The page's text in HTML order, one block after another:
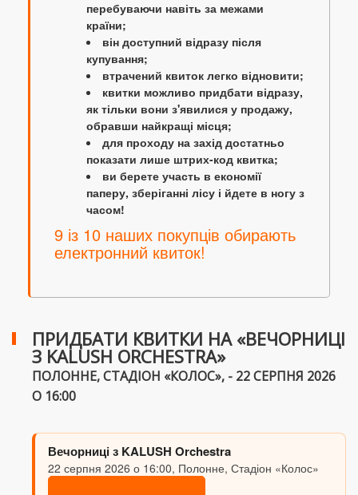
перебуваючи навіть за межами
країни;
він доступний відразу після
купування;
втрачений квиток легко відновити;
квитки можливо придбати відразу,
як тільки вони з'явилися у продажу,
обравши найкращі місця;
для проходу на захід достатньо
показати лише штрих-код квитка;
ви берете участь в економії
паперу, зберіганні лісу і йдете в ногу з
часом!
9 із 10 наших покупців обирають
електронний квиток!
ПРИДБАТИ КВИТКИ НА «ВЕЧОРНИЦІ
З KALUSH ORCHESTRA»
ПОЛОННЕ, СТАДІОН «КОЛОС», - 22 СЕРПНЯ 2026
О 16:00
Вечорниці з KALUSH Orchestra
22 серпня 2026 о 16:00, Полонне, Стадіон «Колос»